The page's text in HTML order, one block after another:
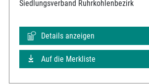
Siedlungsverband Ruhrkohlenbezirk
Details anzeigen
Auf die Merkliste